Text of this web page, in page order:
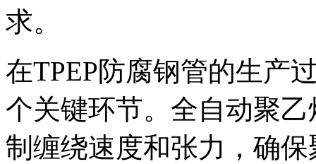
求。
在TPEP防腐钢管的生产
个关键环节。全自动聚
制缠绕速度和张力，确